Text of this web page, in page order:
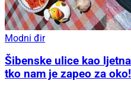
Modni đir
Šibenske ulice kao
tko nam je zapeo za oko!